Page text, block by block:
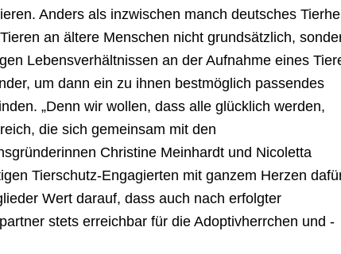
Anders als inzwischen manch deutsches
an ältere Menschen nicht grundsätzlich,
Lebensverhältnissen an der Aufnahme eines
um dann ein zu ihnen bestmöglich passendes
„Denn wir wollen, dass alle glücklich werden,
die sich gemeinsam mit den
Christine Meinhardt und Nicoletta
Tierschutz-Engagierten mit ganzem Herzen
Wert darauf, dass auch nach erfolgter
stets erreichbar für die Adoptivherrchen und -